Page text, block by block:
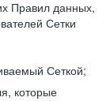
Правил данных,
Сетки
Сеткой;
которые